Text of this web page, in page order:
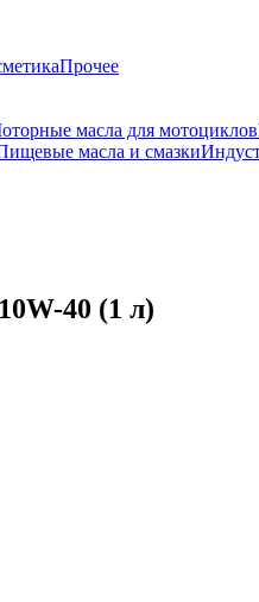
Прочее
масла для мотоциклов
масла и смазки
40 (1 л)